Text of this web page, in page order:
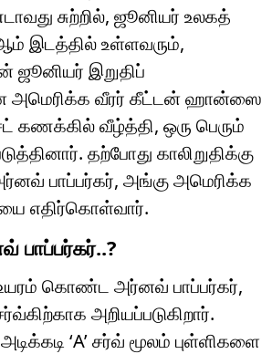
சுற்றில், ஜூனியர் உலகத்
இடத்தில் உள்ளவரும்,
ஜூனியர் இறுதிப்
அமெரிக்க வீரர் கீட்டன் ஹான்ஸை
கணக்கில் வீழ்த்தி, ஒரு பெரும்
தற்போது காலிறுதிக்கு
பாப்பர்கர், அங்கு அமெரிக்க
எதிர்கொள்வார்.
பாப்பர்கர்..?
கொண்ட அர்னவ் பாப்பர்கர்,
அறியப்படுகிறார்.
‘A’ சர்வ் மூலம் புள்ளிகளை